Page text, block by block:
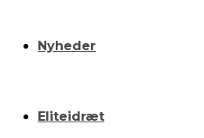
Nyheder
Eliteidræt